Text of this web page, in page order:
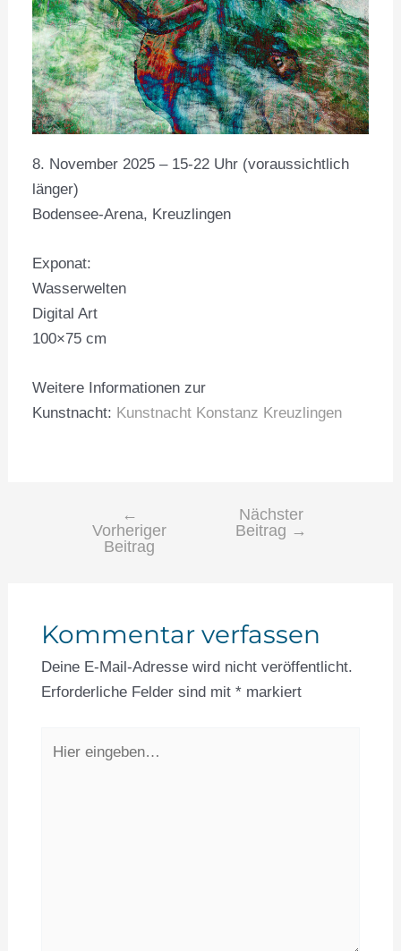
8. November 2025 – 15-22 Uhr (voraussichtlich
länger)
Bodensee-Arena, Kreuzlingen
Exponat:
Wasserwelten
Digital Art
100×75 cm
Weitere Informationen zur
Kunstnacht: Kunstnacht Konstanz Kreuzlingen
←
Vorheriger
Beitrag
Nächster
Beitrag →
Kommentar verfassen
Deine E-Mail-Adresse wird nicht veröffentlicht.
Erforderliche Felder sind mit *markiert
eingeben…